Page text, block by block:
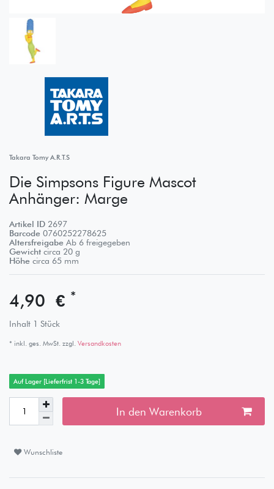
Takara Tomy A.R.T.S
Die Simpsons Figure Mascot
Anhänger: Marge
Artikel ID 2697
Barcode 0760252278625
Altersfreigabe Ab 6 freigegeben
Gewicht circa 20 g
Höhe circa 65 mm
4,90 € *
Inhalt 1 Stück
* inkl. ges. MwSt. zzgl. Versandkosten
Auf Lager [Lieferfrist 1-3 Tage]
In den Warenkorb
Wunschliste